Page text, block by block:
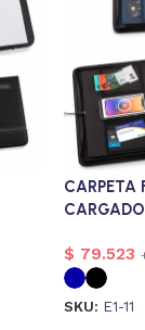
CARPETA
$ 79.523
SKU: E1-11